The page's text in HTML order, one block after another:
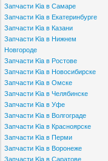
Запчасти Kia в Самаре
Запчасти Kia в Екатеринбурге
Запчасти Kia в Казани
Запчасти Kia в Нижнем
Новгороде
Запчасти Kia в Ростове
Запчасти Kia в Новосибирске
Запчасти Kia в Омске
Запчасти Kia в Челябинске
Запчасти Kia в Уфе
Запчасти Kia в Волгограде
Запчасти Kia в Красноярске
Запчасти Kia в Перми
Запчасти Kia в Воронеже
Запчасти Kia в Саратове